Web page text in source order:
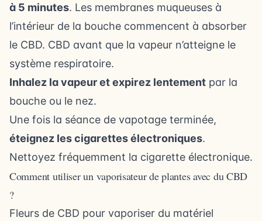
à 5 minutes. Les membranes muqueuses à
l’intérieur de la bouche commencent à absorber
le CBD. CBD avant que la vapeur n’atteigne le
système respiratoire.
Inhalez la vapeur et expirez lentement par la
bouche ou le nez.
Une fois la séance de vapotage terminée,
éteignez les cigarettes électroniques.
Nettoyez fréquemment la cigarette électronique.
Comment utiliser un vaporisateur de plantes avec du CBD
?
Fleurs de CBD pour vaporiser du matériel